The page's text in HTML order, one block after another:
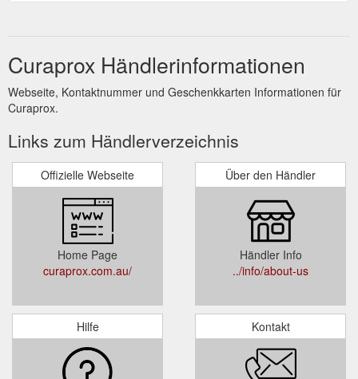
Curaprox Händlerinformationen
Webseite, Kontaktnummer und Geschenkkarten Informationen für
Curaprox.
Links zum Händlerverzeichnis
Offizielle Webseite
Home Page
curaprox.com.au/
Über den Händler
Händler Info
../info/about-us
Hilfe Kontakt